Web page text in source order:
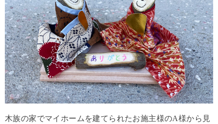
木族の家でマイホームを建てられたお施主様のA様から見